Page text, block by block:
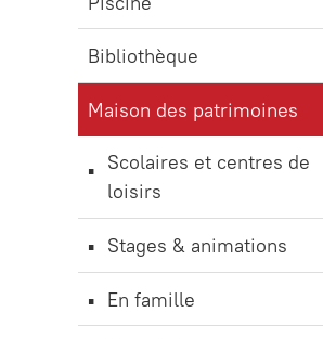
Bibliothèque
Maison des patrimoines
Scolaires et centres de
loisirs
Stages & animations
En famille